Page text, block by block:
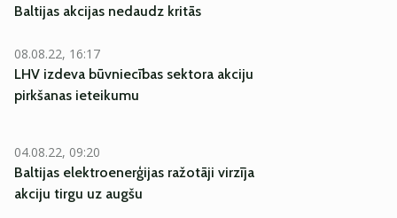
Baltijas akcijas nedaudz kritās
08.08.22, 16:17
LHV izdeva būvniecības sektora akciju
pirkšanas ieteikumu
04.08.22, 09:20
Baltijas elektroenerģijas ražotāji virzīja
akciju tirgu uz augšu